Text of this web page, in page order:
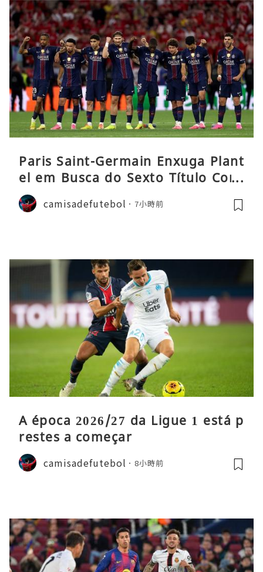
Paris Saint-Germain Enxuga Plant
el em Busca do Sexto Título Cons
ecutivo da Liga
camisadefutebol 7小時前
A época 2026/27 da Ligue 1 está p
restes a começar
camisadefutebol 8小時前